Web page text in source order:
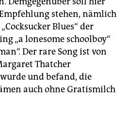
stehen, nämlich
Blues“ der
„a lonesome schoolboy“
Der rare Song ist von
Thatcher
und befand, die
auch ohne Gratismilch